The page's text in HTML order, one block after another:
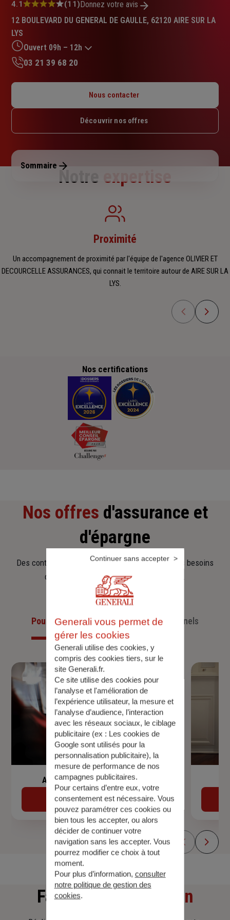
Note
4.1
sur
5
étoiles
4.1 (11)Donnez votre avis
12 BOULEVARD DU GENERAL DE GAULLE, 62120 AIRE SUR LA
LYS
Ouvert 09h – 12h
Jeudi : 09h – 12h
Dimanche : Fermé
03 21 39 68 20
Nous contacter
Découvrir nos offres
Sommaire
Notre expertise
Proximité
Un accompagnement de proximité par l'équipe de l'agence OLIVIER ET
DECOURCELLE ASSURANCES, qui connait le territoire autour de AIRE SUR LA
LYS.
Nos certifications
Nos offres d'assurance et
d'épargne
Des contrats clairs et flexibles pour sécuriser vos besoins
d’aujourd’hui et anticiper ceux de demain.
Pour les particuliersPour les professionnels
Assurance de prêt immobilier
Découvrir
Faites une simulation
Generali vous permet de
gérer les cookies
Generali utilise des cookies, y
compris des cookies tiers, sur le
site Generali.fr.
Ce site utilise des cookies pour
l’analyse et l'amélioration de
l’expérience utilisateur, la mesure et
l’analyse d’audience, l’interaction
avec les réseaux sociaux, le ciblage
publicitaire (ex : Les cookies de
Google sont utilisés pour la
personnalisation publicitaire), la
mesure de performance de nos
campagnes publicitaires.
Pour certains d’entre eux, votre
consentement est nécessaire. Vous
pouvez paramétrer ces cookies ou
bien tous les accepter, ou alors
décider de continuer votre
navigation sans les accepter. Vous
pourrez modifier ce choix à tout
moment.
Pour plus d’information, consulter
notre politique de gestion des
cookies.
Continuer sans accepter